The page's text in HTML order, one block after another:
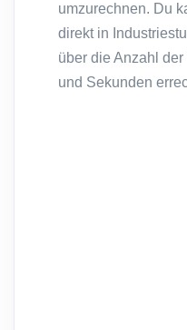
umzurechnen. Du
direkt in
über die Anzahl
und Sekunden